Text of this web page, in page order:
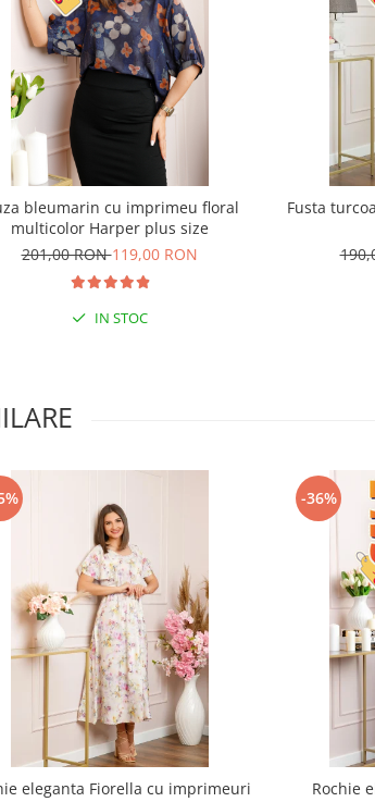
bleumarin cu imprimeu floral
multicolor Harper plus size
201,00 RON119,00 RON
IN STOC
Fusta
eleganta Fiorella cu imprimeuri
-36%
Rochie